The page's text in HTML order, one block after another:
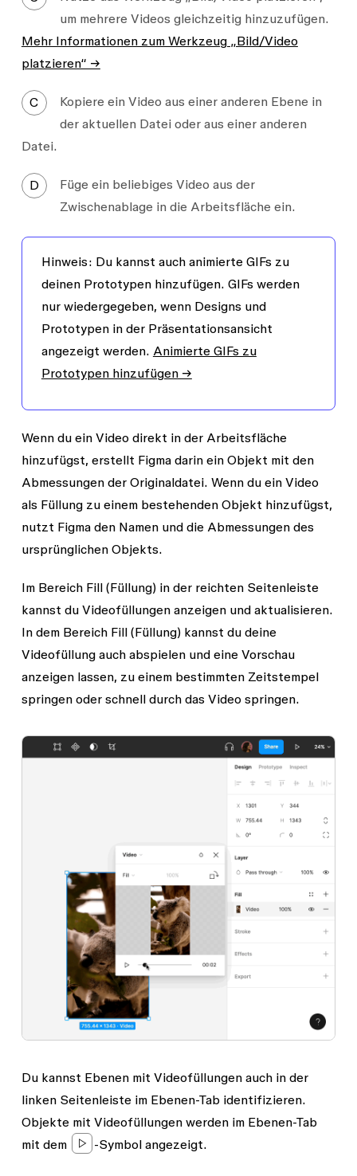
um mehrere Videos gleichzeitig hinzuzufügen.
Mehr Informationen zum Werkzeug „Bild/Video
platzieren“ →
C
Kopiere ein Video aus einer anderen Ebene in
der aktuellen Datei oder aus einer anderen
Datei.
D
Füge ein beliebiges Video aus der
Zwischenablage in die Arbeitsfläche ein.
Hinweis: Du kannst auch animierte GIFs zu
deinen Prototypen hinzufügen. GIFs werden
nur wiedergegeben, wenn Designs und
Prototypen in der Präsentationsansicht
angezeigt werden. Animierte GIFs zu
Prototypen hinzufügen →
Wenn du ein Video direkt in der Arbeitsfläche
hinzufügst, erstellt Figma darin ein Objekt mit den
Abmessungen der Originaldatei. Wenn du ein Video
als Füllung zu einem bestehenden Objekt hinzufügst,
nutzt Figma den Namen und die Abmessungen des
ursprünglichen Objekts.
Im Bereich Fill(Füllung) in der reichten Seitenleiste
kannst du Videofüllungen anzeigen und aktualisieren.
In dem Bereich Fill(Füllung) kannst du deine
Videofüllung auch abspielen und eine Vorschau
anzeigen lassen, zu einem bestimmten Zeitstempel
springen oder schnell durch das Video springen.
Du kannst Ebenen mit Videofüllungen auch in der
linken Seitenleiste im Ebenen-Tab identifizieren.
Objekte mit Videofüllungen werden im Ebenen-Tab
mit dem
-Symbol angezeigt.